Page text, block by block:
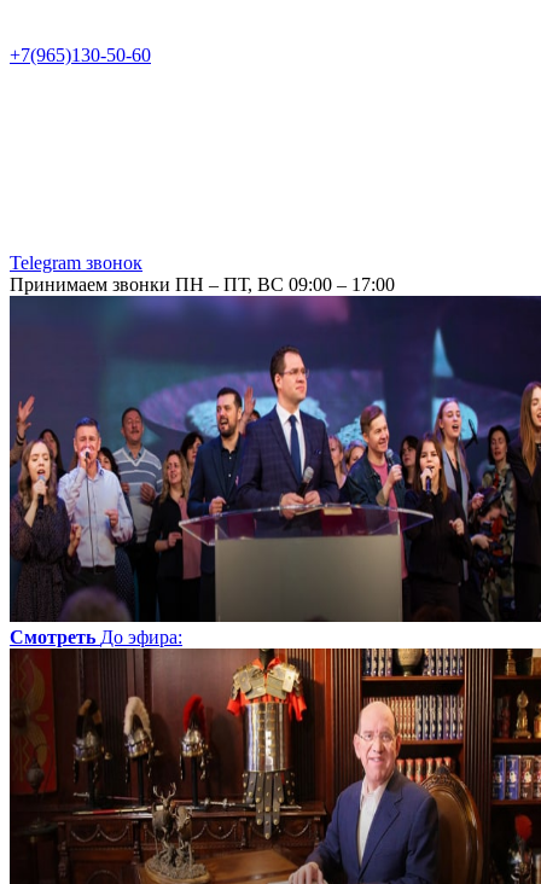
+7(965)130-50-60
Telegram звонок
Принимаем звонки ПН – ПТ, ВС 09:00 – 17:00
Смотреть До эфира: